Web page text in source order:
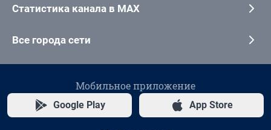
Статистика канала в MAX
Все города сети
Мобильное приложение
Google Play App Store